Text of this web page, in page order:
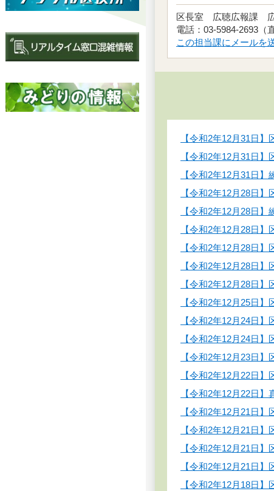
区長室 広聴広報課
電話：03-5984-2693
この担当課にメールを
【令和2年12月31日
【令和2年12月31日
【令和2年12月31日
【令和2年12月28日
【令和2年12月28日
【令和2年12月28日
【令和2年12月28日
【令和2年12月28日
【令和2年12月28日
【令和2年12月25日
【令和2年12月24日
【令和2年12月24日
【令和2年12月23日
【令和2年12月22日
【令和2年12月22日
【令和2年12月21日
【令和2年12月21日
【令和2年12月21日
【令和2年12月21日
【令和2年12月18日